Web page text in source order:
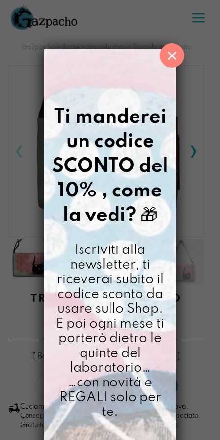
Salta
contenuto
Gazpacho > Borse > Tracolla mini >
Tracolla mini Gatto
TRACOLLA MINI GATTO
DEFINITIVO
€74,00
[ Borse Borsa a tracolla: 20 x 32 x 6 cm ]
Gatto
definitivo
quantità
LO VOGLIO
Cuciamo ogni ordine nel nostro laboratorio di Padova.
Consegna in 4/5 giorni lavorativi, pacco sempre tracciato.
Gratuita per ordini di importo superiore ai 100 euro.
Ti manderei
un codice
SCONTO del
10% , come
la vedi? 🎁
Iscriviti alla
newsletter, ti
riceverai subito il
codice sconto da
usare sullo Shop.
E poi ogni mese ti
porterò dietro le
quinte del
laboratorio…
…con novità e
REGALI solo per
te.
×